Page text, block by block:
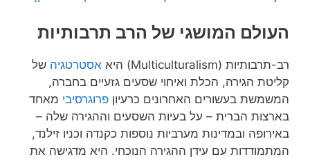
העולם המושגי של הרב תרבותיות
רב-תרבותיות (Multiculturalism) היא אסטרטגיה של
קליטת הגירה, הכלת ואיחוי שסעים גזעיים בחברה,
המשמשת בעשורים האחרונים כרעיון פרוגרסיבי מאחד
בארצות הברית – על בעיות השסעים וההגירה שלה –
באירופה ובמדינות מערביות נוספות כקנדה וכניו זילנד,
המתמודדות עם עידן ההגירה הנוכחי. היא מדגישה את